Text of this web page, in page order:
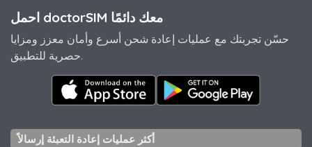
احمل doctorSIM معك دائمًا
حسّن تجربتك مع عمليات إعادة شحن أسرع وأمان معزز ومزايا
حصرية للتطبيق.
أكثر عمليات إعادة التعبئة إرسالاً